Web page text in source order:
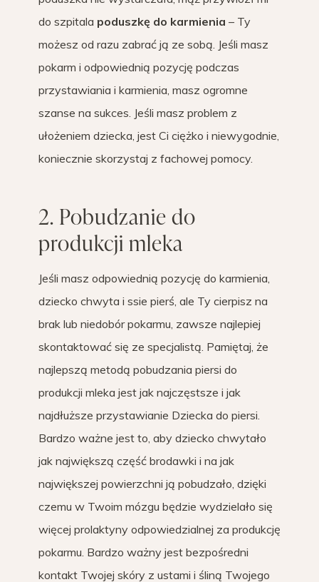
do szpitala poduszkę do karmienia – Ty
możesz od razu zabrać ją ze sobą. Jeśli masz
pokarm i odpowiednią pozycję podczas
przystawiania i karmienia, masz ogromne
szanse na sukces. Jeśli masz problem z
ułożeniem dziecka, jest Ci ciężko i niewygodnie,
koniecznie skorzystaj z fachowej pomocy.
2. Pobudzanie do
produkcji mleka
Jeśli masz odpowiednią pozycję do karmienia,
dziecko chwyta i ssie pierś, ale Ty cierpisz na
brak lub niedobór pokarmu, zawsze najlepiej
skontaktować się ze specjalistą. Pamiętaj, że
najlepszą metodą pobudzania piersi do
produkcji mleka jest jak najczęstsze i jak
najdłuższe przystawianie Dziecka do piersi.
Bardzo ważne jest to, aby dziecko chwytało
jak największą część brodawki i na jak
największej powierzchni ją pobudzało, dzięki
czemu w Twoim mózgu będzie wydzielało się
więcej prolaktyny odpowiedzialnej za produkcję
pokarmu. Bardzo ważny jest bezpośredni
kontakt Twojej skóry z ustami i śliną Twojego